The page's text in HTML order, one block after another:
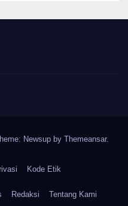
Newsup by Themeansar.
Kode Etik
Redaksi Tentang Kami